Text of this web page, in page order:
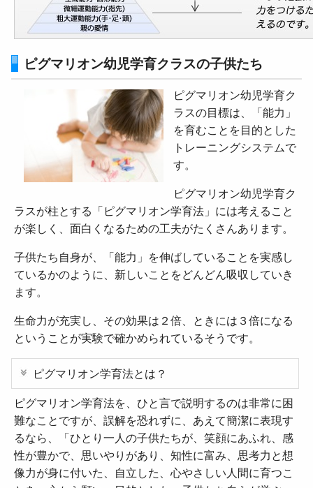
ピグマリオン幼児学育クラスの子供たち
ピグマリオン幼児学育ク
ラスの目標は、「能力」
を育むことを目的とした
トレーニングシステムで
す。
ピグマリオン幼児学育ク
ラスが柱とする「ピグマリオン学育法」には考えること
が楽しく、面白くなるための工夫がたくさんあります。
子供たち自身が、「能力」を伸ばしていることを実感し
ているかのように、新しいことをどんどん吸収していき
ます。
生命力が充実し、その効果は２倍、ときには３倍になる
ということが実験で確かめられているそうです。
ピグマリオン学育法とは？
ピグマリオン学育法を、ひと言で説明するのは非常に困
難なことですが、誤解を恐れずに、あえて簡潔に表現す
るなら、「ひとり一人の子供たちが、笑顔にあふれ、感
性が豊かで、思いやりがあり、知性に富み、思考力と想
像力が身に付いた、自立した、心やさしい人間に育つこ